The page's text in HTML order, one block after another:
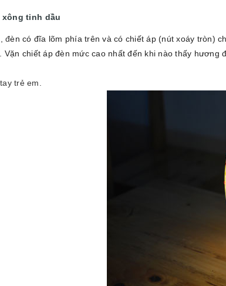
tinh dầu
đèn có đĩa lõm phía trên và có chiết áp (nút xoáy tròn)
chiết áp đèn mức cao nhất đến khi nào thấy hương
trẻ em.